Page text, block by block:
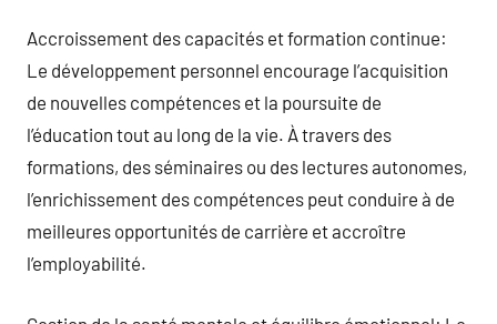
Accroissement des capacités et formation continue:
Le développement personnel encourage l’acquisition
de nouvelles compétences et la poursuite de
l’éducation tout au long de la vie. À travers des
formations, des séminaires ou des lectures autonomes,
l’enrichissement des compétences peut conduire à de
meilleures opportunités de carrière et accroître
l’employabilité.